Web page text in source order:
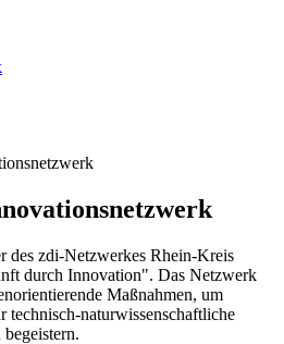
des zdi-Netzwerkes Rhein-Kreis
durch Innovation". Das Netzwerk
Maßnahmen, um
technisch-naturwissenschaftliche